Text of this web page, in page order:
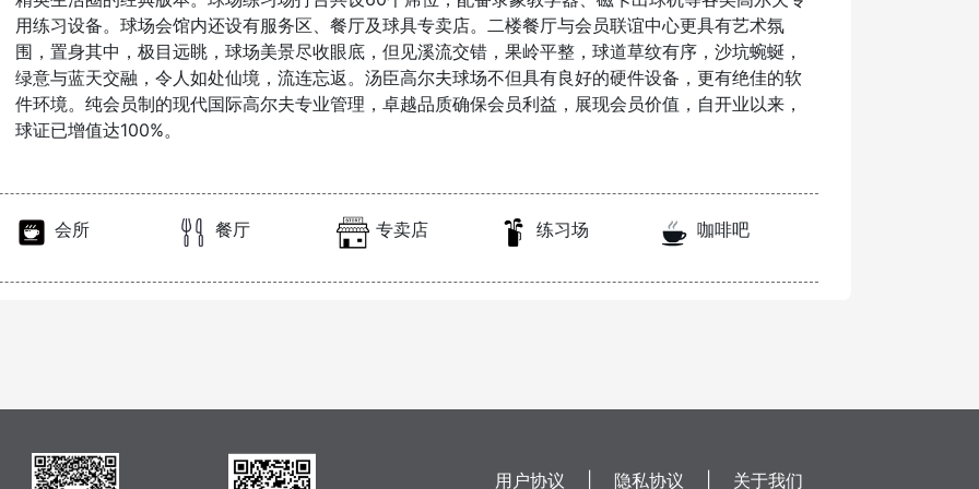
用练习设备。球场会馆内还设有服务区、餐厅及球具专卖店。二楼餐厅与会员联谊中心更具有艺术氛
围，置身其中，极目远眺，球场美景尽收眼底，但见溪流交错，果岭平整，球道草纹有序，沙坑蜿蜒，
绿意与蓝天交融，令人如处仙境，流连忘返。汤臣高尔夫球场不但具有良好的硬件设备，更有绝佳的软
件环境。纯会员制的现代国际高尔夫专业管理，卓越品质确保会员利益，展现会员价值，自开业以来，
球证已增值达100%。
会所 餐厅 专卖店 练习场 咖啡吧
用户协议 隐私协议 关于我们